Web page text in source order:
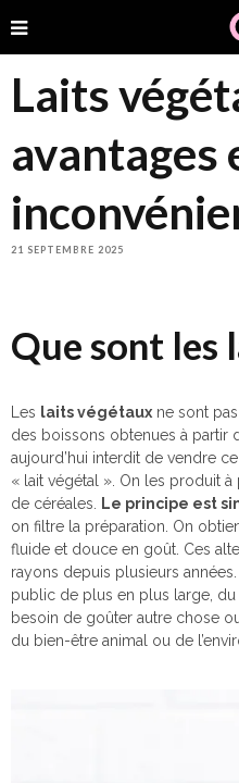
Laits
avantages
21 SEPTEMBRE 2025
Que sont les
Les laits végétaux ne sont
des boissons obtenues à partir
aujourd’hui interdit de vendre
« lait végétal ». On les produit
de céréales. Le principe est
on filtre la préparation. On
fluide et douce en goût. Ces
rayons depuis plusieurs
public de plus en plus large, du
besoin de goûter autre chose
du bien-être animal ou de